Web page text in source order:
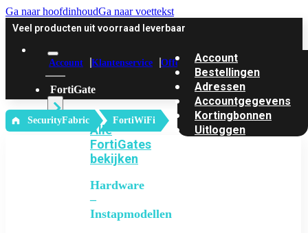
Ga naar hoofdinhoudGa naar voettekst
Veel producten uit voorraad leverbaar
Account Klantenservice Offerte
FortiGate
Alle
FortiGates
bekijken
Hardware
–
Instapmodellen
Account
Bestellingen
Adressen
Accountgegevens
Kortingbonnen
Uitloggen
‎ SecurityFabric FortiWiFi